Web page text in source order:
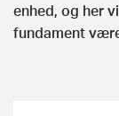
enhed, og her
fundament